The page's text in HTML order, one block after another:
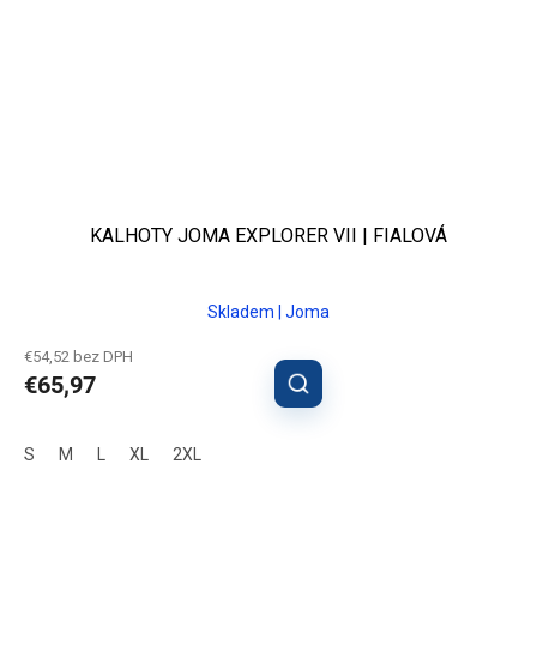
KALHOTY JOMA EXPLORER VII | FIALOVÁ
Skladem | Joma
€54,52 bez DPH
€65,97
S M XL 2XL